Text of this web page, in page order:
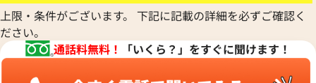
ウォルサム
HUBLOT
ウブロ
ETERNA
エテルナ
Chronoswiss
クロノスイス
GUCCI
グッチ
Graham
ショーメ
Jacob & Co.
ジェイコブ
Gerald Genta
ジェラルド・ジェンタ
Parmigiani Fleurier
パルミジャーニ・フルリエ
Piaget
ルイ・ヴィトン
Luminox
ルミノックス
Ressence
上限・条件がございます。 下記に記載の詳細を必ずご確認く
ださい。
通話料無料！
「いくら？」をすぐに聞けます！